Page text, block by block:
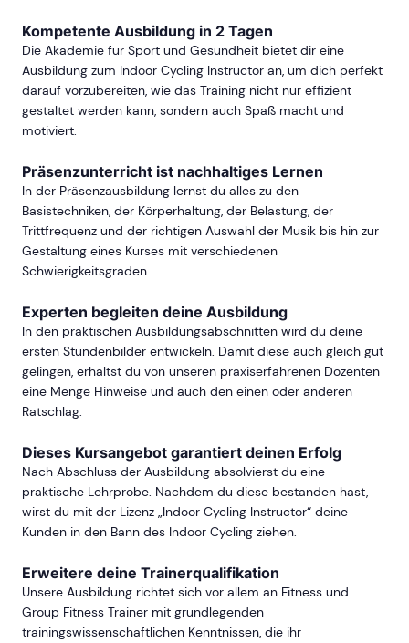
Kompetente Ausbildung in 2 Tagen
Die Akademie für Sport und Gesundheit bietet dir eine
Ausbildung zum Indoor Cycling Instructor an, um dich perfekt
darauf vorzubereiten, wie das Training nicht nur effizient
gestaltet werden kann, sondern auch Spaß macht und
motiviert.
Präsenzunterricht ist nachhaltiges Lernen
In der Präsenzausbildung lernst du alles zu den
Basistechniken, der Körperhaltung, der Belastung, der
Trittfrequenz und der richtigen Auswahl der Musik bis hin zur
Gestaltung eines Kurses mit verschiedenen
Schwierigkeitsgraden.
Experten begleiten deine Ausbildung
In den praktischen Ausbildungsabschnitten wird du deine
ersten Stundenbilder entwickeln. Damit diese auch gleich gut
gelingen, erhältst du von unseren praxiserfahrenen Dozenten
eine Menge Hinweise und auch den einen oder anderen
Ratschlag.
Dieses Kursangebot garantiert deinen Erfolg
Nach Abschluss der Ausbildung absolvierst du eine
praktische Lehrprobe. Nachdem du diese bestanden hast,
wirst du mit der Lizenz „Indoor Cycling Instructor“ deine
Kunden in den Bann des Indoor Cycling ziehen.
Erweitere deine Trainerqualifikation
Unsere Ausbildung richtet sich vor allem an Fitness und
Group Fitness Trainer mit grundlegenden
trainingswissenschaftlichen Kenntnissen, die ihr